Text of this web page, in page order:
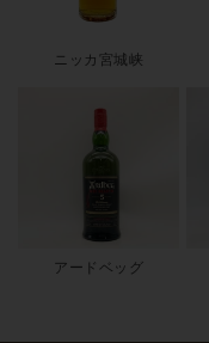
ニッカ宮城峡
アードベッグ